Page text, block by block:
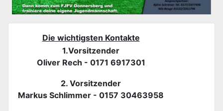
Die wichtigsten Kontakte
1.Vorsitzender
Oliver Rech - 0171 6917301
2. Vorsitzender
Markus Schlimmer - 0157 30463958